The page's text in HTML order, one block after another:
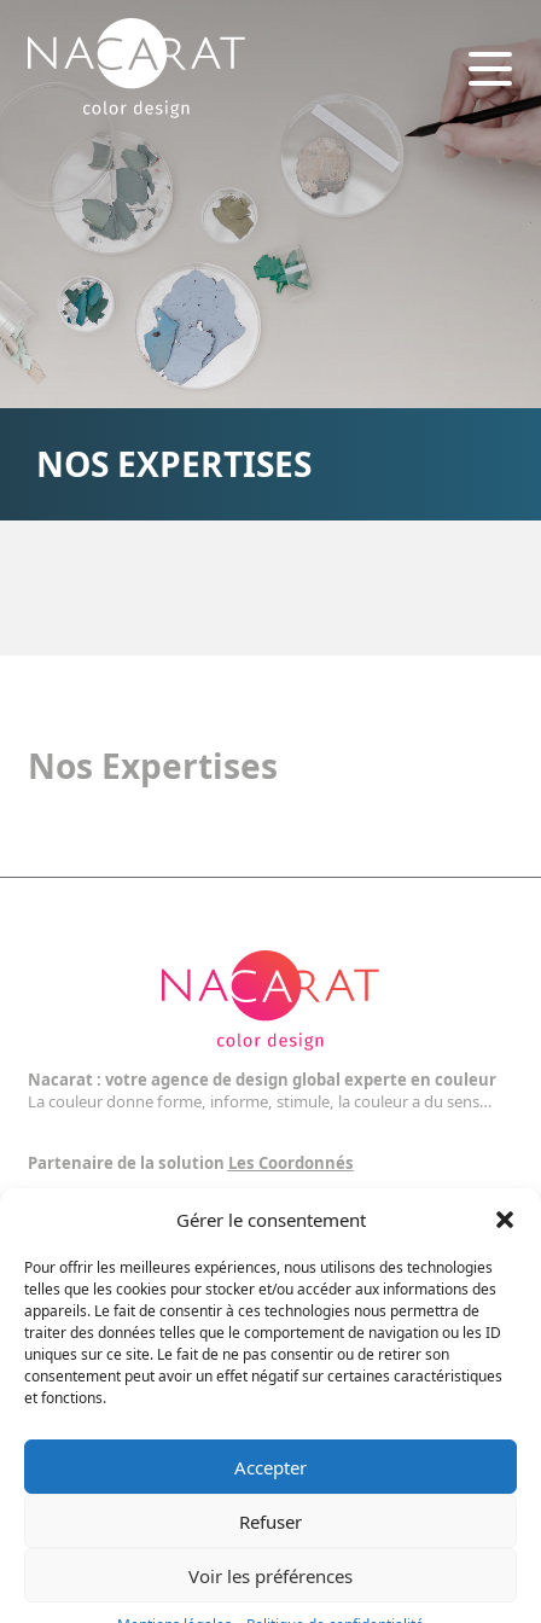
Gérer le consentement
Pour offrir les meilleures expériences, nous utilisons des technologies
telles que les cookies pour stocker et/ou accéder aux informations des
appareils. Le fait de consentir à ces technologies nous permettra de
traiter des données telles que le comportement de navigation ou les ID
uniques sur ce site. Le fait de ne pas consentir ou de retirer son
consentement peut avoir un effet négatif sur certaines caractéristiques
et fonctions.
Accepter
Refuser
Voir les préférences
NOS EXPERTISES
Nos Expertises
Nacarat : votre agence de design global experte en couleur
La couleur donne forme, informe, stimule, la couleur a du sens…
Partenaire de la solution Les Coordonnés
Toulouse
16 rue Dalayrac
31000 Toulouse
France
+33 5 34 46 56 25
contact@nacarat-design.com
Mentions légales – Politique de confidentialité